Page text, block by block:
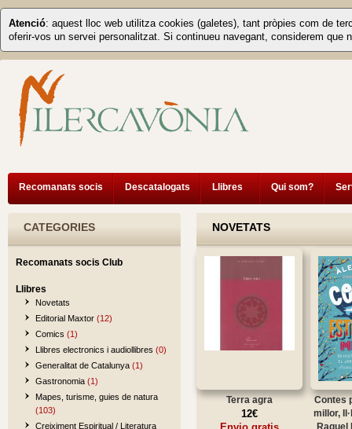
Atenció: aquest lloc web utilitza cookies (galetes), tant pròpies com de
oferir-vos un servei personalitzat. Si continueu navegant, considerem que
Recomanats socis Descatalogats Llibres Qui som?
CATEGORIES
Recomanats socis Club
Llibres
Novetats
Editorial Maxtor (12)
Comics (1)
Llibres electronics i audiollibres (0)
Generalitat de Catalunya (1)
Gastronomia (1)
Mapes, turisme, guies de natura
(103)
Creiximent Espiritual / Literatura
NOVETATS
Terra agra
12€
Contes
millor,
Raquel